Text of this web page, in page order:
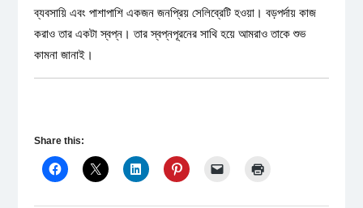
ব্যবসায়ি এবং পাশাপাশি একজন জনপ্রিয় সেলিব্রেটি হওয়া। বড়পর্দায় কাজ
করাও তার একটা স্বপ্ন। তার স্বপ্নপূরনের সাথি হয়ে আমরাও তাকে শুভ
কামনা জানাই।
Share this: